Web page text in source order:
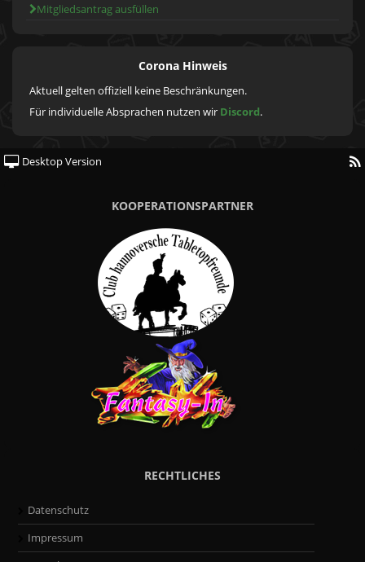
Mitgliedsantrag ausfüllen
Corona Hinweis
Aktuell gelten offiziell keine Beschränkungen.
Für individuelle Absprachen nutzen wir Discord.
Desktop Version
KOOPERATIONSPARTNER
RECHTLICHES
Datenschutz
Impressum